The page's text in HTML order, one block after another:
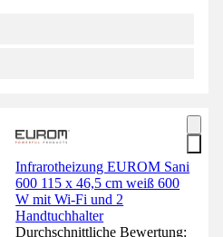
Infrarotheizung EUROM Sani
600 115 x 46,5 cm weiß 600
W mit Wi-Fi und 2
Handtuchhalter
Durchschnittliche Bewertung: